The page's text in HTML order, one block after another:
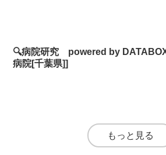
🔍病院研究 powered by
病院[千葉県]]
もっと見る